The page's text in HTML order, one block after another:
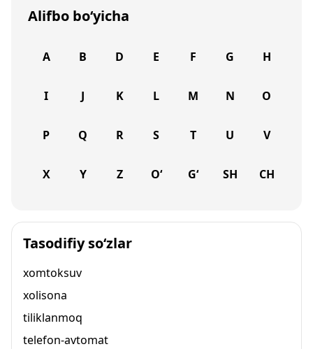
Alifbo bo‘yicha
A B D E F G H
I J K L M N O
P Q R S T U V
X Y Z O‘ G‘ SH CH
Tasodifiy so‘zlar
xomtoksuv
xolisona
tiliklanmoq
telefon-avtomat